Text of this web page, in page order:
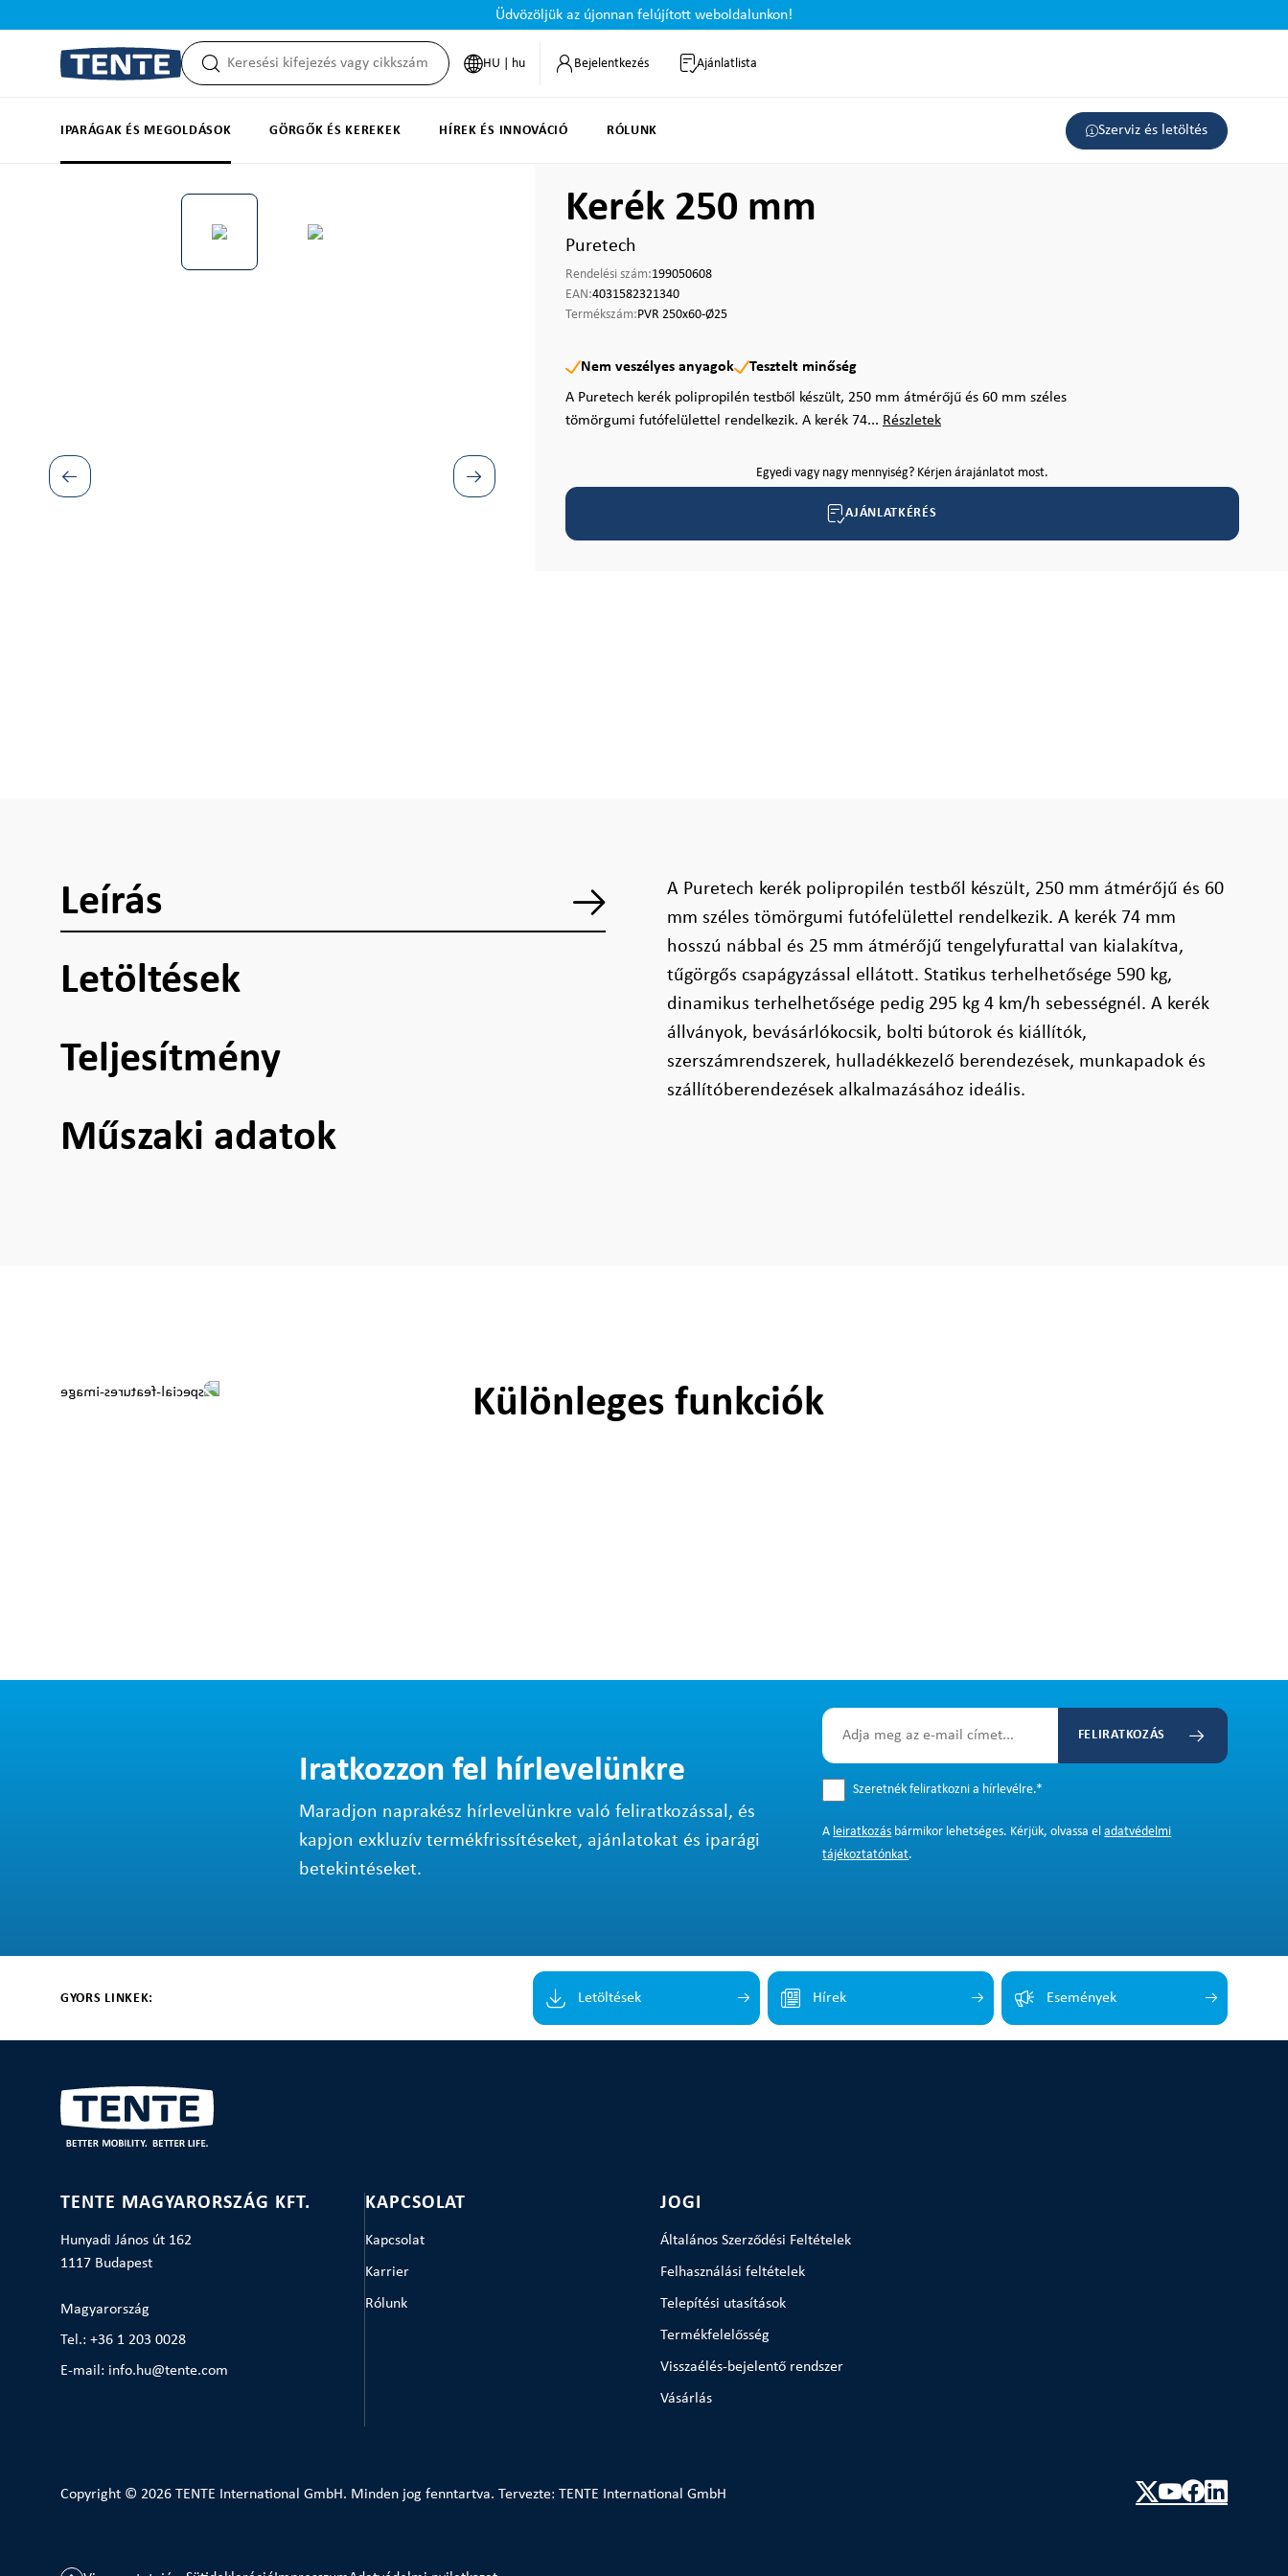
Üdvözöljük az újonnan felújított weboldalunkon!
HU | hu Bejelentkezés Ajánlatlista
IPARÁGAK ÉS MEGOLDÁSOK GÖRGŐK ÉS KEREKEK HÍREK ÉS INNOVÁCIÓ RÓLUNK Szerviz és letöltés
Kerék 250 mm
Puretech
Rendelési szám:199050608
EAN:4031582321340
Termékszám:PVR 250x60-Ø25
Nem veszélyes anyagok
Tesztelt minőség
A Puretech kerék polipropilén testből készült, 250 mm átmérőjű és 60 mm széles
töm­örgumi futófelülettel rendelkezik. A kerék 74... Részletek
Egyedi vagy nagy mennyiség? Kérjen árajánlatot most.
AJÁNLATKÉRÉS
Leírás
Letöltések
Teljesítmény
Műszaki adatok
A Puretech kerék polipropilén testből készült, 250 mm átmérőjű és 60
mm széles töm­örgumi futófelülettel rendelkezik. A kerék 74 mm
hosszú nábbal és 25 mm átmérőjű tengelyfurattal van kialakítva,
tűgörgős csapágy­zással ellátott. Statikus terhelhetősége 590 kg,
dinamikus terhelhetősége pedig 295 kg 4 km/h sebességnél. A kerék
állványok, bevásárlókocsik, bolti bútorok és kiállítók,
szerszámrendszerek, hulladékkezelő berendezések, munkapadok és
szállítóberendezések alkalmazásához ideális.
Különleges funkciók
Iratkozzon fel hírlevelünkre
Maradjon naprakész hírlevelünkre való feliratkozással, és
kapjon exkluzív termékfrissítéseket, ajánlatokat és iparági
betekintéseket.
FELIRATKOZÁS
Szeretnék feliratkozni a hírlevélre.*
A leiratkozás bármikor lehetséges. Kérjük, olvassa eladatvédelmi
tájékoztatónkat.
GYORS LINKEK: Letöltések Hírek Események
TENTE MAGYARORSZÁG KFT.
Hunyadi János út 162
1117 Budapest
Magyarország
Tel.: +36 1 203 0028
E-mail: info.hu@tente.com
KAPCSOLAT
Kapcsolat
Karrier
Rólunk
JOGI
Általános Szerződési Feltételek
Felhasználási feltételek
Telepítési utasítások
Termékfelelősség
Visszaélés-bejelentő rendszer
Vásárlás
Copyright © 2026 TENTE International GmbH. Minden jog fenntartva. Tervezte: TENTE International GmbH